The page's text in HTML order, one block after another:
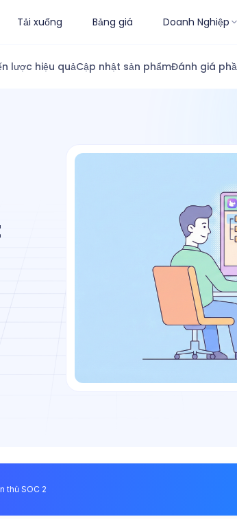
Tải xuống Bảng giá Doanh Nghiệp
lược hiệu quảCập nhật sản phẩmĐánh giá
thủ SOC 2